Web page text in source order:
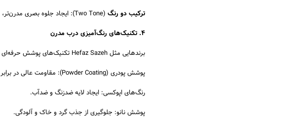
ترکیب دو رنگ (Two Tone): ایجاد جلوه بصری مدرن‌تر، مثل سفید و طلایی یا مشکی و مسی.
۴. تکنیک‌های رنگ‌آمیزی درب مدرن
برندهایی مثل Hefaz Sazeh تکنیک‌های پوشش حرفه‌ای را جهت افزایش دوام رنگ به کار می‌برند:
پوشش پودری (Powder Coating): مقاومت عالی در برابر خط و خش و پوسیدگی.
رنگ‌های اپوکسی: ایجاد لایه ضدزنگ و ضدآب.
پوشش نانو: جلوگیری از جذب گرد و خاک و آلودگی.